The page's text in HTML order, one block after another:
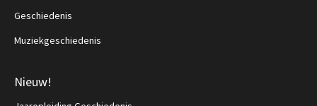
Geschiedenis
Muziekgeschiedenis
Nieuw!